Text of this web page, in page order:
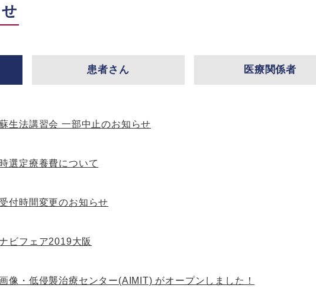
患者さん 医療関係者
生法講習会 一部中止のお知らせ
選定療養費について
付時間変更のお知らせ
ビフェア2019大阪
像・低侵襲治療センター(AIMIT) がオープンしました！